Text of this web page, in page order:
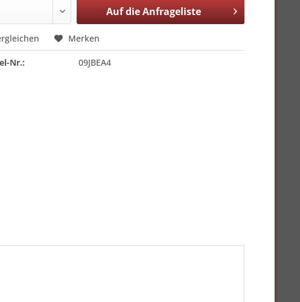
Auf dieAnfrageliste
Merken
Nr.: 09JBEA4